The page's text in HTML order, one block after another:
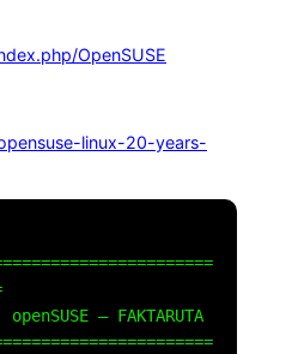
OpenSUSE
linux-20-years-